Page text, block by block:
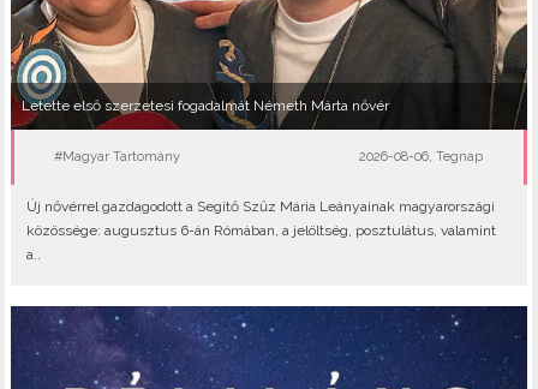
Letette első szerzetesi fogadalmát Németh Márta nővér
#Magyar Tartomány 2026-08-06, Tegnap
Új nővérrel gazdagodott a Segítő Szűz Mária Leányainak magyarországi
közössége: augusztus 6-án Rómában, a jelöltség, posztulátus, valamint
a..